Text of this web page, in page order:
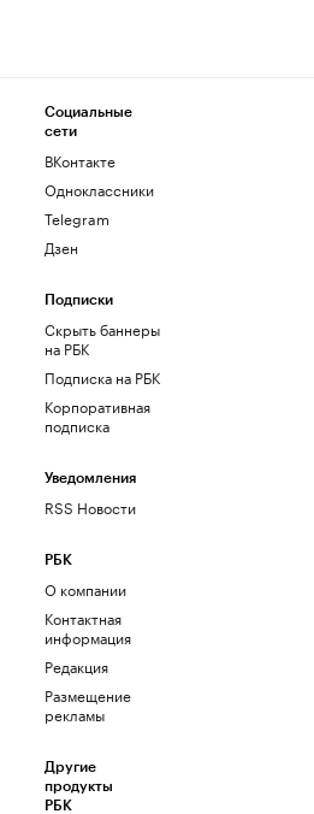
Социальные
сети
ВКонтакте
Одноклассники
Telegram
Дзен
Подписки
Скрыть баннеры
на РБК
Подписка на РБК
Корпоративная
подписка
Уведомления
RSS Новости
РБК
О компании
Контактная
информация
Редакция
Размещение
рекламы
Другие
продукты
РБК